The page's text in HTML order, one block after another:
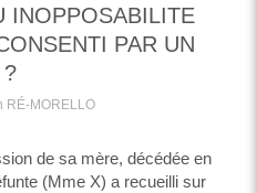
INOPPOSABILITE
PAR UN
?
RÉ-MORELLO
de sa mère, décédée en
(Mme X) a recueilli sur